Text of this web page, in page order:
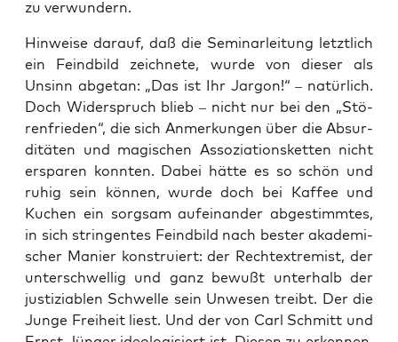
zu verwundern.
Hin­wei­se dar­auf, daß die Semi­nar­lei­tung letzt­lich
ein Feind­bild zeich­ne­te, wur­de von die­ser als
Unsinn abge­tan: „Das ist Ihr Jar­gon!“ – natür­lich.
Doch Wider­spruch blieb – nicht nur bei den „Stö­
ren­frie­den“, die sich Anmer­kun­gen über die Absur­
di­tä­ten und magi­schen Asso­zia­ti­ons­ket­ten nicht
erspa­ren konn­ten. Dabei hät­te es so schön und
ruhig sein kön­nen, wur­de doch bei Kaf­fee und
Kuchen ein sorg­sam auf­ein­an­der abge­stimm­tes,
in sich strin­gen­tes Feind­bild nach bes­ter aka­de­mi­
scher Manier kon­stru­iert: der Recht­ex­tre­mist, der
unter­schwel­lig und ganz bewußt unter­halb der
jus­ti­zia­blen Schwel­le sein Unwe­sen treibt. Der die
Jun­ge Frei­heit liest. Und der von Carl Schmitt und